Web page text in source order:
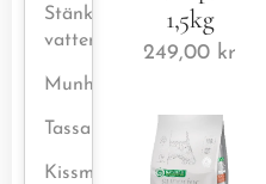
Stänksäker
vattenskål
Munhälsa
Tassar/nos
Kissmattor
1,5kg
249,00 kr